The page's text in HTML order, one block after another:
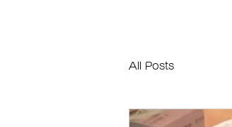
All Posts